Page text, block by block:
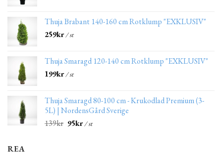
Thuja Brabant 140-160 cm Rotklump "EXKLUSIV"
259kr/ st
Thuja Smaragd 120-140 cm Rotklump "EXKLUSIV"
199kr/ st
Thuja Smaragd 80-100 cm - Krukodlad Premium (3-
5L) | NordensGård Sverige
139kr 95kr/ st
REA